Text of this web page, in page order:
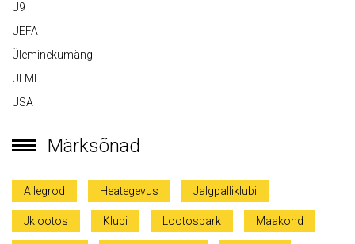
U9
UEFA
Üleminekumäng
ULME
USA
Märksõnad
Allegrod Heategevus Jalgpalliklubi
Jklootos Klubi Lootospark Maakond